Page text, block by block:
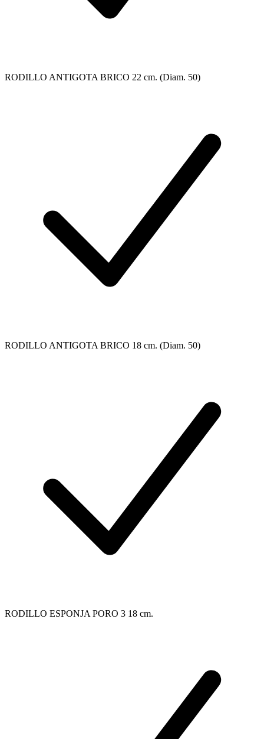
RODILLO ANTIGOTA BRICO 22 cm. (Diam. 50)
RODILLO ANTIGOTA BRICO 18 cm. (Diam. 50)
RODILLO ESPONJA PORO 3 18 cm.